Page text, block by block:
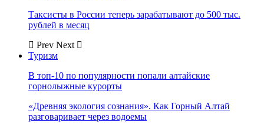
Таксисты в России теперь зарабатывают до 500 тыс.
рублей в месяц
Prev Next
Туризм
В топ-10 по популярности попали алтайские
горнолыжные курорты
«Древняя экология сознания». Как Горный Алтай
разговаривает через водоемы